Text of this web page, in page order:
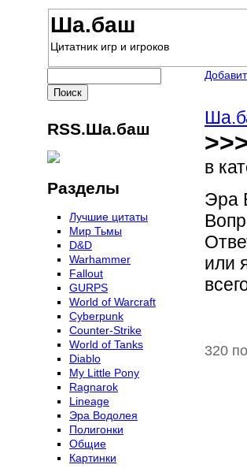
Ша.баш
Цитатник игр и игроков
в
Эра
или
320
RSS.Ша.баш
Разделы
Лучшие цитаты
Мир Тьмы
D&D
Warhammer
Fallout
GURPS
World of Warcraft
Сyberpunk
Counter-Strike
World of Tanks
Diablo
My Little Pony
Ragnarok
Lineage
Эра Водолея
Полигонки
Общие
Картинки